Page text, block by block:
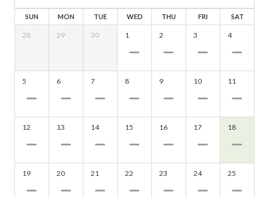
SUN MON TUE WED THU FRI SAT
28 29 30 1 2 3 4
5 6 7 8 9 10 11
12 13 14 15 16 17 18
19 20 21 22 23 24 25